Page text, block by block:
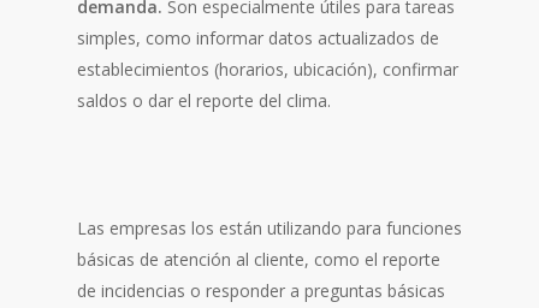
demanda. Son especialmente útiles para tareas
simples, como informar datos actualizados de
establecimientos (horarios, ubicación), confirmar
saldos o dar el reporte del clima.
Las empresas los están utilizando para funciones
básicas de atención al cliente, como el reporte
de incidencias o responder a preguntas básicas